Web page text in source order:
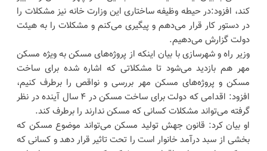
کند، افزود:در حیطه وظیفه ساختاری این وزارت خانه نیز مشکلات را
در دستور کار قرار می‌دهم و پیگیری می‌کنم و مشکلات را به هیئت
دولت گزارش می‌دهیم.
وزیر راه و شهرسازی با بیان اینکه از پروژه‌های مسکن به ویژه مسکن
مهر هم بازدید می‌شود تا مشکلاتی که اشاره شده برای ساخت
مسکن و پروژه‌های مسکن مهر بررسی و نواقص را برطرف کنیم،
افزود: اقدامی که دولت برای ساخت مسکن در ۴ سال آینده در نظر
گرفته می‌تواند مشکلات کسانی که مسکن ندارند را برطرف کند.
او بیان کرد: قانون جهش تولید مسکن می‌تواند موضوع مسکن که
بخشی از سبد درآمد خانوار است را تحت تاثیر قرار دهد و کسانی که